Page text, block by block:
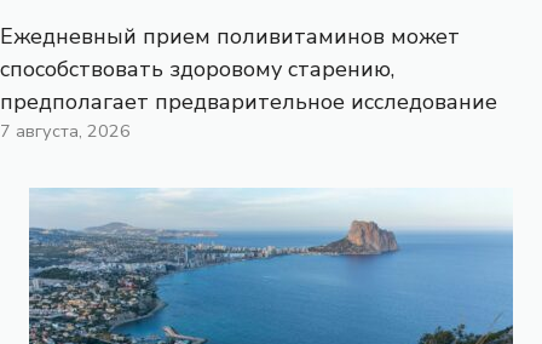
Ежедневный прием поливитаминов может
способствовать здоровому старению,
предполагает предварительное исследование
7 августа, 2026